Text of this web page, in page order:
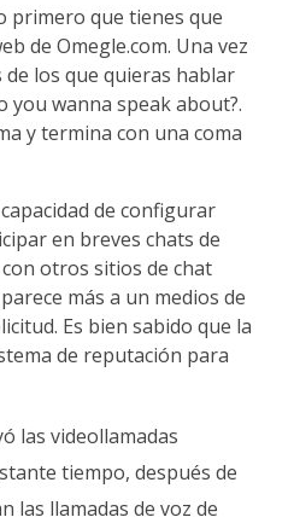
primero que tienes que
de Omegle.com. Una vez
los que quieras hablar
you wanna speak about?.
y termina con una coma
de configurar
en breves chats de
otros sitios de chat
más a un medios de
Es bien sabido que la
de reputación para
las videollamadas
tiempo, después de
las llamadas de voz de